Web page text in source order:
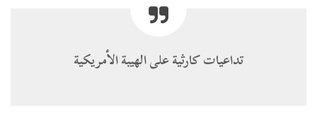
تداعيات كارثية على الهيبة الأمريكية